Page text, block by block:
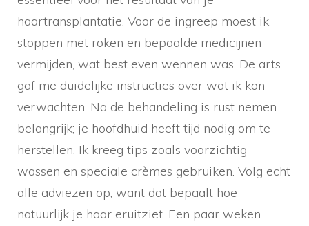
haartransplantatie. Voor de ingreep moest ik
stoppen met roken en bepaalde medicijnen
vermijden, wat best even wennen was. De arts
gaf me duidelijke instructies over wat ik kon
verwachten. Na de behandeling is rust nemen
belangrijk; je hoofdhuid heeft tijd nodig om te
herstellen. Ik kreeg tips zoals voorzichtig
wassen en speciale crèmes gebruiken. Volg echt
alle adviezen op, want dat bepaalt hoe
natuurlijk je haar eruitziet. Een paar weken